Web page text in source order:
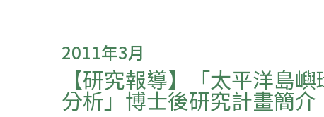
2011年3月
【研究報導】「太平洋島
分析」博士後研究計畫簡介